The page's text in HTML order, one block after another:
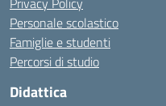
Personale scolastico
Famiglie e studenti
Percorsi di studio
Didattica